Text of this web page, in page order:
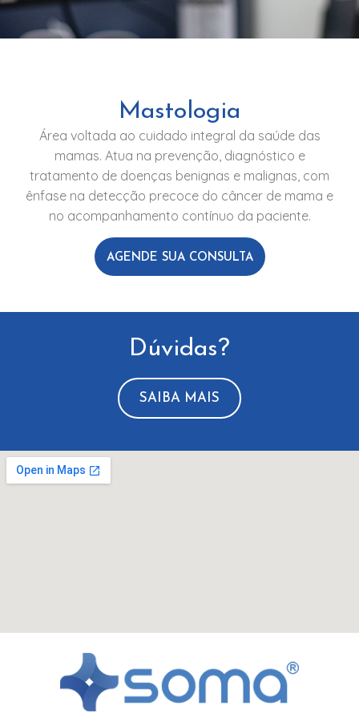
Mastologia
Área voltada ao cuidado integral da saúde das
mamas. Atua na prevenção, diagnóstico e
tratamento de doenças benignas e malignas, com
ênfase na detecção precoce do câncer de mama e
no acompanhamento contínuo da paciente.
AGENDE SUA CONSULTA
Dúvidas?
SAIBA MAIS